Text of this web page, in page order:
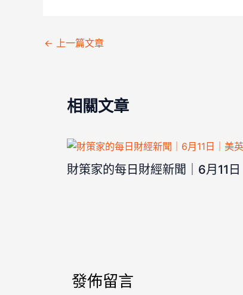
← 上一篇文章
相關文章
財策家的每日財經新聞｜6月11
發佈留言